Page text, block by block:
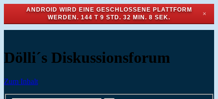
ANDROID WIRD EINE GESCHLOSSENE PLATTFORM
WERDEN. 144 T 9 STD. 32 MIN. 8 SEK.
✕
Dölli´s Diskussionsforum
Zum Inhalt